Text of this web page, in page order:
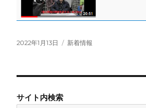
投
2022年1月13日
カ
新着情報
サイト内検索